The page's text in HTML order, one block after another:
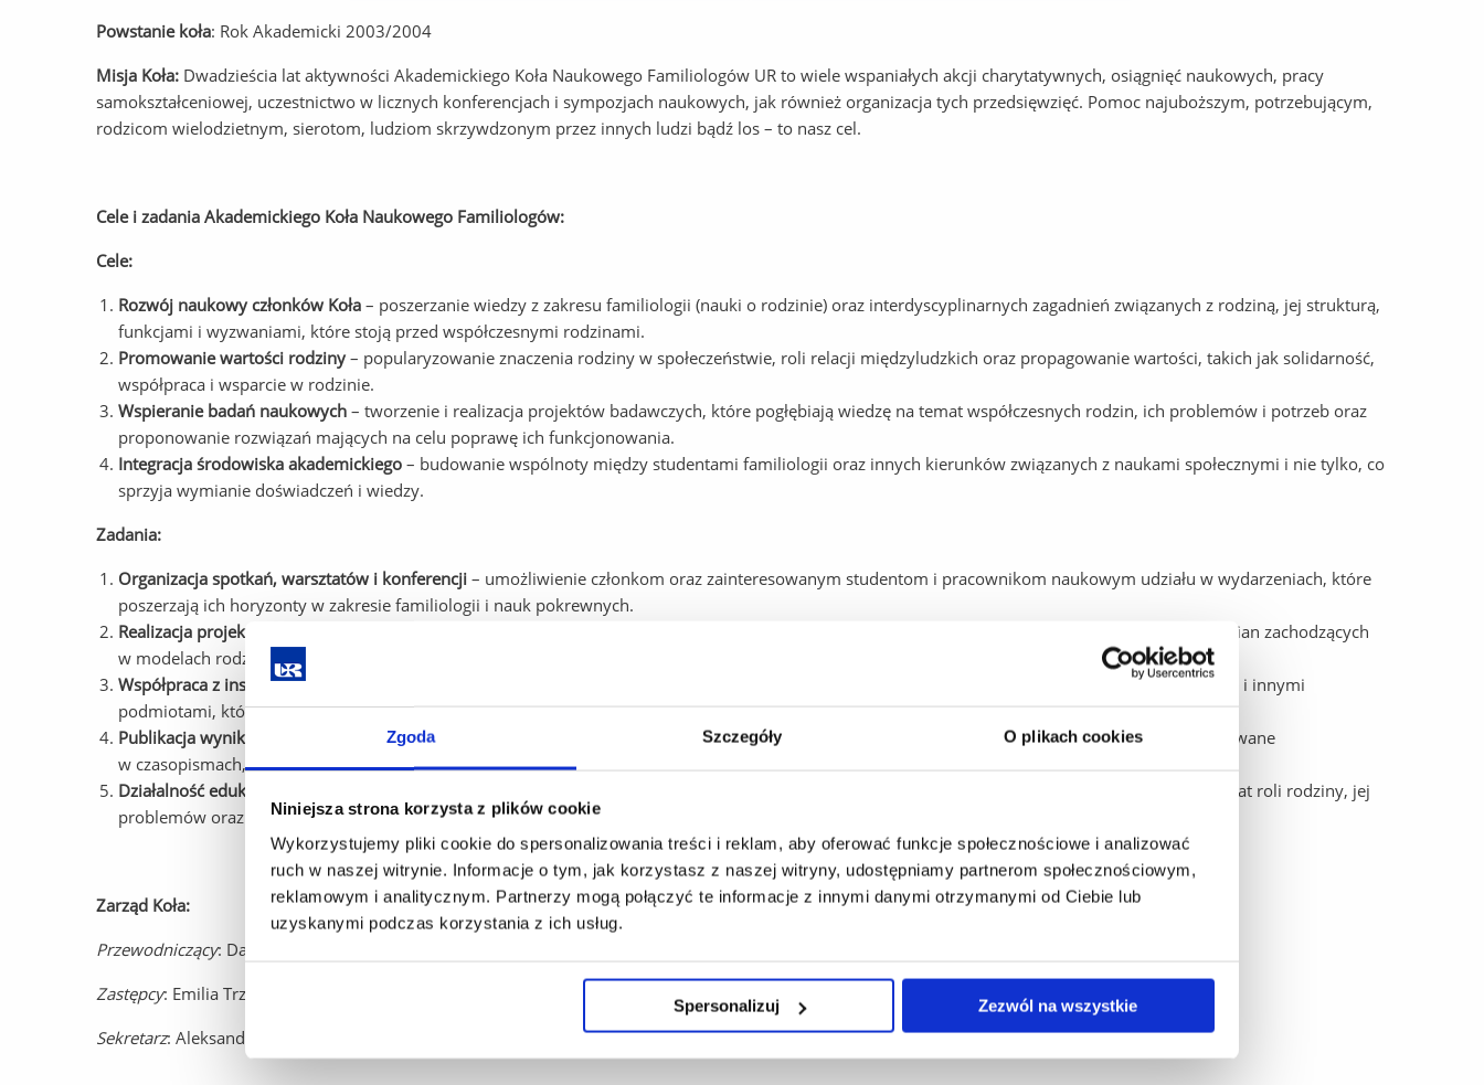
Zgoda Szczegóły O plikach cookies
Niniejsza strona korzysta z plików cookie
Wykorzystujemy pliki cookie do spersonalizowania treści i reklam, aby oferować funkcje społecznościowe i analizować
ruch w naszej witrynie. Informacje o tym, jak korzystasz z naszej witryny, udostępniamy partnerom społecznościowym,
reklamowym i analitycznym. Partnerzy mogą połączyć te informacje z innymi danymi otrzymanymi od Ciebie lub
uzyskanymi podczas korzystania z ich usług.
Spersonalizuj Zezwól na wszystkie
Powstanie koła: Rok Akademicki 2003/2004
Misja Koła: Dwadzieścia lat aktywności Akademickiego Koła Naukowego Familiologów UR to wiele wspaniałych akcji charytatywnych, osiągnięć naukowych, pracy
samokształceniowej, uczestnictwo w licznych konferencjach i sympozjach naukowych, jak również organizacja tych przedsięwzięć. Pomoc najuboższym, potrzebującym,
rodzicom wielodzietnym, sierotom, ludziom skrzywdzonym przez innych ludzi bądź los – to nasz cel.
Cele i zadania Akademickiego Koła Naukowego Familiologów:
Cele:
Rozwój naukowy członków Koła – poszerzanie wiedzy z zakresu familiologii (nauki o rodzinie) oraz interdyscyplinarnych zagadnień związanych z rodziną, jej strukturą,
funkcjami i wyzwaniami, które stoją przed współczesnymi rodzinami.
Promowanie wartości rodziny– popularyzowanie znaczenia rodziny w społeczeństwie, roli relacji międzyludzkich oraz propagowanie wartości, takich jak solidarność,
współpraca i wsparcie w rodzinie.
Wspieranie badań naukowych – tworzenie i realizacja projektów badawczych, które pogłębiają wiedzę na temat współczesnych rodzin, ich problemów i potrzeb oraz
proponowanie rozwiązań mających na celu poprawę ich funkcjonowania.
Integracja środowiska akademickiego – budowanie wspólnoty między studentami familiologii oraz innych kierunków związanych z naukami społecznymi i nie tylko, co
sprzyja wymianie doświadczeń i wiedzy.
Zadania:
Organizacja spotkań, warsztatów i konferencji – umożliwienie członkom oraz zainteresowanym studentom i pracownikom naukowym udziału w wydarzeniach, które
poszerzają ich horyzonty w zakresie familiologii i nauk pokrewnych.
Realizacja projektów badawczych
– inicjowanie badań, ankiet oraz analiz dotyczących współczesnych problemów rodzinnych, ich dynamiki oraz zmian zachodzących
w modelach rodzinnych.
Współpraca z instytucjami zewnętrznymi
– nawiązywanie relacji z organizacjami pozarządowymi, instytucjami publicznymi, poradniami rodzinnymi i innymi
podmiotami, które zajmują się tematyką rodziny, aby promować wyniki badań oraz realizować wspólne inicjatywy.
Publikacja wyników badań i artykułów– tworzenie opracowań, artykułów naukowych i popularnonaukowych na temat rodziny, które będą publikowane
w czasopismach, na stronach internetowych lub prezentowane na konferencjach.
Działalność edukacyjna
– organizowanie akcji społecznych, prelekcji oraz kampanii informacyjnych, które zwiększają świadomość społeczną na temat roli rodziny, jej
problemów oraz sposobów ich rozwiązywania.
Zarząd Koła:
Przewodniczący: Damian Płodzień
Zastępcy: Emilia Trzyna, Wiktoria Lewandowska, Wiktoria Wcisło,
Sekretarz: Aleksandra Wach